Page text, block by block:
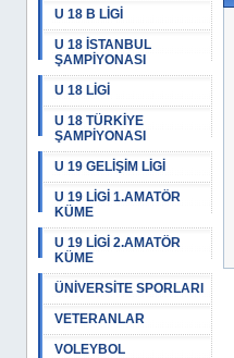
U 18 B LİGİ
U 18 İSTANBUL
ŞAMPİYONASI
U 18 LİGİ
U 18 TÜRKİYE
ŞAMPİYONASI
U 19 GELİŞİM LİGİ
U 19 LİGİ 1.AMATÖR
KÜME
U 19 LİGİ 2.AMATÖR
KÜME
ÜNİVERSİTE SPORLARI
VETERANLAR
VOLEYBOL